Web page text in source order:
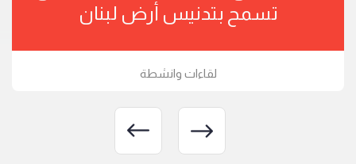
تسمح بتدنيس أرض لبنان
لقاءات وانشطة